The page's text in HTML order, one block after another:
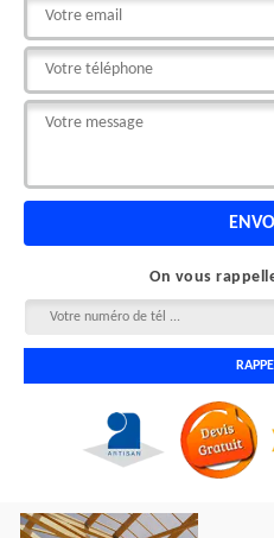
On vous